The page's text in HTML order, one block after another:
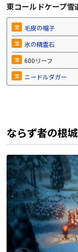
東コールドケープ雪
宝 毛皮の帽子
宝 氷の精霊石
宝 600リーフ
宝 ニードルダガー
ならず者の根城